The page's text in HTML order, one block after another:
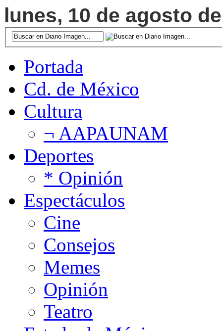
lunes, 10 de agosto
Portada
Cd. de México
Cultura
¬ AAPAUNAM
Deportes
* Opinión
Espectáculos
Cine
Consejos
Memes
Opinión
Teatro